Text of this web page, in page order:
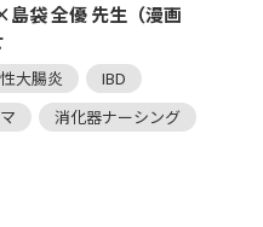
袋 全優 先生（漫画
大腸炎
IBD
消化器ナーシング